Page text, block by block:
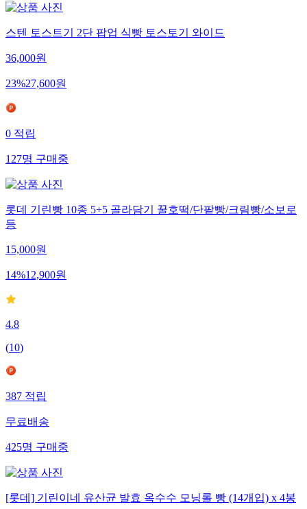
스텐 토스트기 2단 팝업 식빵 토스토기 와이드
36,000원
23%27,600원
0적립
127명구매중
롯데 기린빵 10종 5+5 골라담기 꿀호떡/단팥빵/크림빵/소보로
등
15,000원
14%12,900원
4.8
(10)
387적립
무료배송
425명구매중
[롯데] 기린이네 유산균 발효 옥수수 모닝롤 빵 (14개입) x 4봉